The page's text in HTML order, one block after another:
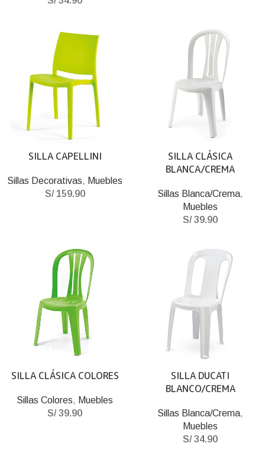
SILLA CAPELLINI
Sillas Decorativas, Muebles
S/159.90
SILLA CLÁSICA
BLANCA/CREMA
Sillas Blanca/Crema,
Muebles
S/39.90
SILLA CLÁSICA COLORES
Sillas Colores, Muebles
S/39.90
SILLA DUCATI
BLANCO/CREMA
Sillas Blanca/Crema,
Muebles
S/34.90